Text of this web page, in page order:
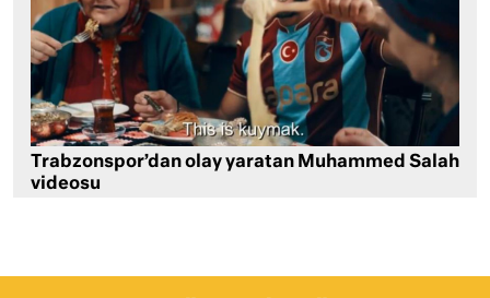
Trabzonspor’dan olay yaratan Muhammed Salah
videosu